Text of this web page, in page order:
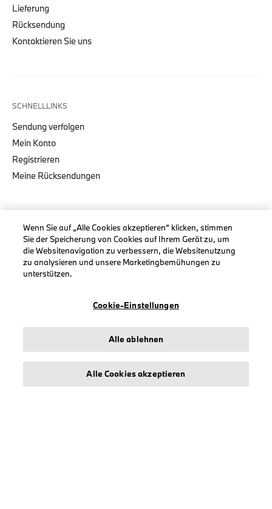
Lieferung
Rücksendung
Kontaktieren Sie uns
SCHNELLLINKS
Sendung verfolgen
Mein Konto
Registrieren
Meine Rücksendungen
KOLLEKTIONEN
Herren
Damen
BMW M
Wenn Sie auf „Alle Cookies akzeptieren“ klicken, stimmen
Sie der Speicherung von Cookies auf Ihrem Gerät zu, um
die Websitenavigation zu verbessern, die Websitenutzung
zu analysieren und unsere Marketingbemühungen zu
unterstützen.
Cookie-Einstellungen
Alle ablehnen
Alle Cookies akzeptieren